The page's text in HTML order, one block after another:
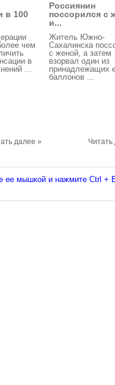
в 100
чем
в
...
далее »
Россиянин
поссорился с
и...
Житель Южно-
Сахалинска
с женой, а затем
взорвал один из
принадлежащих
баллонов ...
Читать
ее мышкой и нажмите Ctrl +